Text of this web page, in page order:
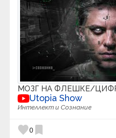
МОЗГ НА ФЛЕШКЕ/
Utopia Show
Интеллект и Сознание
favorite0 bookmark